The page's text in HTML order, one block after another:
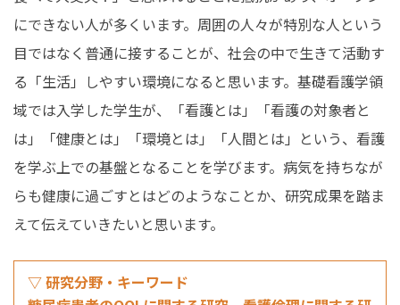
にできない人が多くいます。周囲の人々が特別な人という
目ではなく普通に接することが、社会の中で生きて活動す
る「生活」しやすい環境になると思います。基礎看護学領
域では入学した学生が、「看護とは」「看護の対象者と
は」「健康とは」「環境とは」「人間とは」という、看護
を学ぶ上での基盤となることを学びます。病気を持ちなが
らも健康に過ごすとはどのようなことか、研究成果を踏ま
えて伝えていきたいと思います。
▽ 研究分野・キーワード